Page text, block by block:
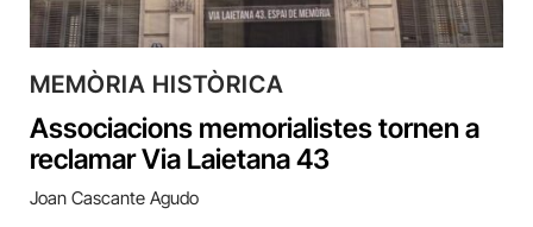
MEMÒRIA HISTÒRICA
Associacions memorialistes tornen a
reclamar Via Laietana 43
Joan Cascante Agudo